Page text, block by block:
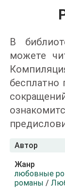
В
можете
бесплатно
Автор
Жанр
любовные
романы /